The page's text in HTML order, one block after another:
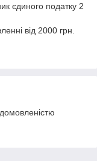
єдиного податку 2
від 2000 грн.